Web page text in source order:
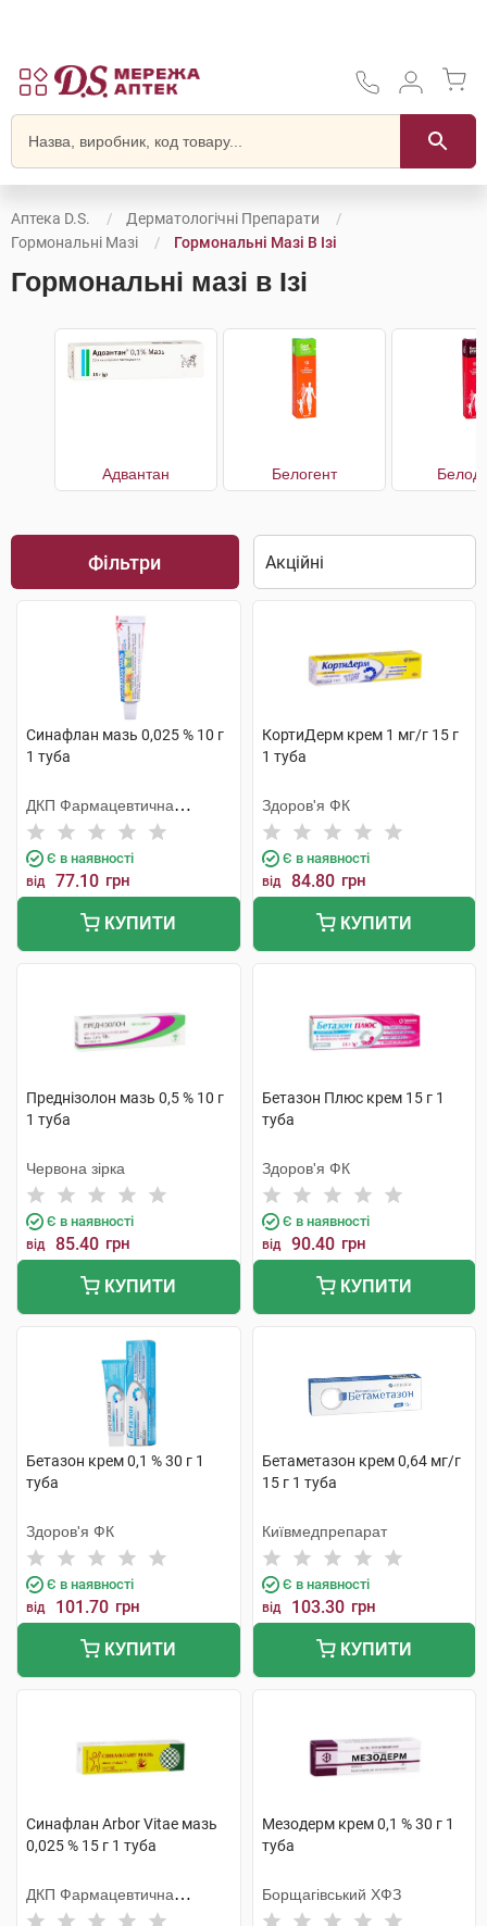
Аптека D.S.
Дерматологічні Препарати
Гормональні Мазі
Гормональні Мазі В Ізі
Гормональні мазі в Ізі
Адвантан Белогент
Фільтри
Синафлан мазь 0,025 % 10 г
1 туба
ДКП Фармацевтична
фабрика
Є в наявності
від 77.10 грн
КУПИТИ
КортиДерм крем 1 мг/г 15 г
1 туба
Здоров'я ФК
Є в наявності
від 84.80 грн
КУПИТИ
Преднізолон мазь 0,5 % 10 г
1 туба
Червона зірка
Є в наявності
від 85.40 грн
КУПИТИ
Бетазон Плюс крем 15 г 1
туба
Здоров'я ФК
Є в наявності
від 90.40 грн
КУПИТИ
Бетазон крем 0,1 % 30 г 1
туба
Здоров'я ФК
Є в наявності
від 101.70 грн
КУПИТИ
Бетаметазон крем 0,64 мг/г
15 г 1 туба
Київмедпрепарат
Є в наявності
від 103.30 грн
КУПИТИ
Синафлан Arbor Vitae мазь
0,025 % 15 г 1 туба
ДКП Фармацевтична
фабрика
Мезодерм крем 0,1 % 30 г 1
туба
Борщагівський ХФЗ